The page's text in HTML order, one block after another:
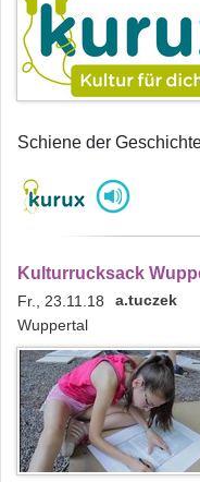
Schiene der
Kulturrucksack
Fr., 23.11.18 a.tuczek
Wuppertal